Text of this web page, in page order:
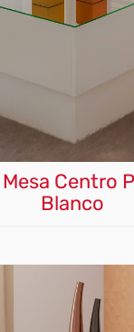
Mesa Centro
Blanco